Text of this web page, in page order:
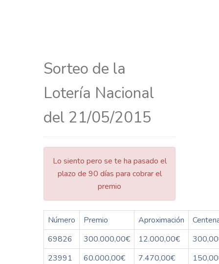
Sorteo de la
Lotería Nacional
del 21/05/2015
Lo siento pero se te ha pasado el
plazo de 90 días para cobrar el
premio
Número Premio Aproximación
69826
300.000,00€ 12.000,00€
23991
60.000,00€ 7.470,00€